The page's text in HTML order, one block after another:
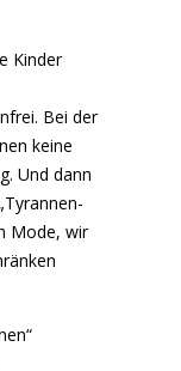
Kinder
Bei der
keine
Und dann
Mode, wir